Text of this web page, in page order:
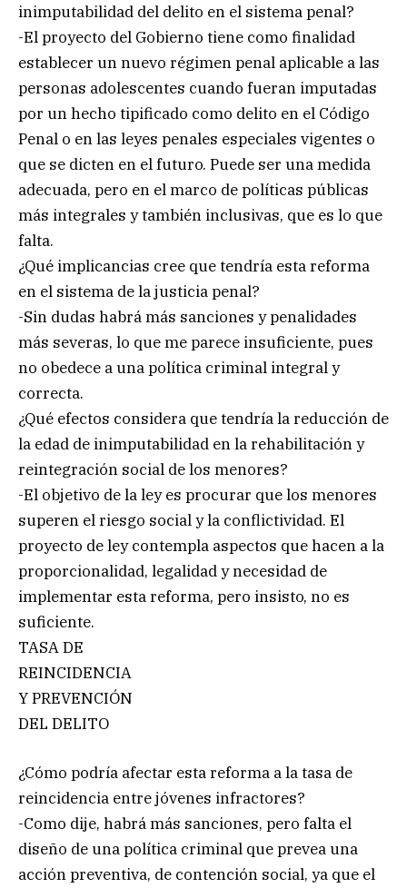
inimputabilidad del delito en el sistema penal?
-El proyecto del Gobierno tiene como finalidad
establecer un nuevo régimen penal aplicable a las
personas adolescentes cuando fueran imputadas
por un hecho tipificado como delito en el Código
Penal o en las leyes penales especiales vigentes o
que se dicten en el futuro. Puede ser una medida
adecuada, pero en el marco de políticas públicas
más integrales y también inclusivas, que es lo que
falta.
¿Qué implicancias cree que tendría esta reforma
en el sistema de la justicia penal?
-Sin dudas habrá más sanciones y penalidades
más severas, lo que me parece insuficiente, pues
no obedece a una política criminal integral y
correcta.
¿Qué efectos considera que tendría la reducción de
la edad de inimputabilidad en la rehabilitación y
reintegración social de los menores?
-El objetivo de la ley es procurar que los menores
superen el riesgo social y la conflictividad. El
proyecto de ley contempla aspectos que hacen a la
proporcionalidad, legalidad y necesidad de
implementar esta reforma, pero insisto, no es
suficiente.
TASA DE
REINCIDENCIA
Y PREVENCIÓN
DEL DELITO
¿Cómo podría afectar esta reforma a la tasa de
reincidencia entre jóvenes infractores?
-Como dije, habrá más sanciones, pero falta el
diseño de una política criminal que prevea una
acción preventiva, de contención social, ya que el